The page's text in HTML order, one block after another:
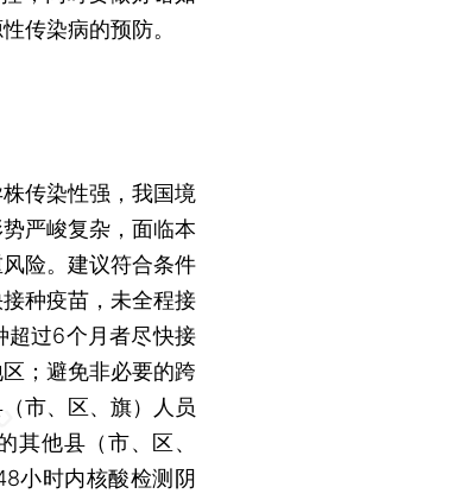
传染病的预防。
传染性强，我国境
严峻复杂，面临本
险。建议符合条件
种疫苗，未全程接
超过6个月者尽快接
；避免非必要的跨
市、区、旗）人员
其他县（市、区、
小时内核酸检测阴